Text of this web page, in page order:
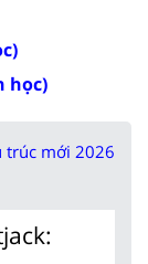
học)
trúc mới 2026